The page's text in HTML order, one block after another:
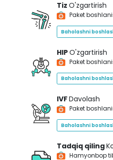
Tiz O'zgartirish
Paket
Baholashni
HIPO'zgartirish
Paket
Baholashni
IVFDavolash
Paket
Baholashni
Tadqiq qiling
Hamyonbop